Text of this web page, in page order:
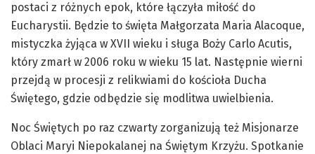
postaci z różnych epok, które łączyła miłość do
Eucharystii. Będzie to święta Małgorzata Maria Alacoque,
mistyczka żyjąca w XVII wieku i sługa Boży Carlo Acutis,
który zmarł w 2006 roku w wieku 15 lat. Następnie wierni
przejdą w procesji z relikwiami do kościoła Ducha
Świętego, gdzie odbędzie się modlitwa uwielbienia.
Noc Świętych po raz czwarty zorganizują też Misjonarze
Oblaci Maryi Niepokalanej na Świętym Krzyżu. Spotkanie